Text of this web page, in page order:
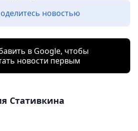
новостью
в Google, чтобы
новости первым
Стативкина